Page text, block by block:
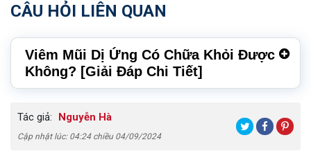
CÂU HỎI LIÊN QUAN
Viêm Mũi Dị Ứng Có Chữa Khỏi Được
Không? [Giải Đáp Chi Tiết]
Tác giả: Nguyễn Hà
Cập nhật lúc: 04:24 chiều 04/09/2024